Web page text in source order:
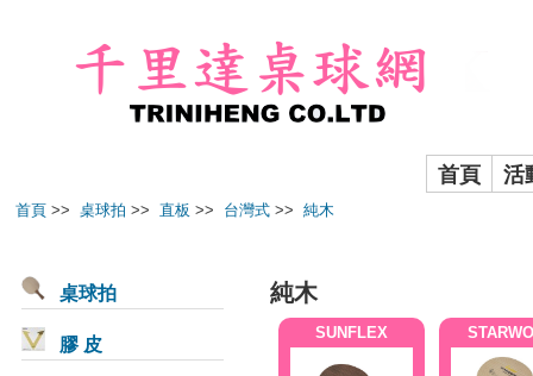
首頁 活
首頁 >> 桌球拍 >> 直板 >> 台灣式 >> 純木
桌球拍
膠 皮
純木
SUNFLEX